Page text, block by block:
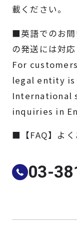
よくある質
事例
サポート
会社案内
載ください。
■英語でのお問
の発送には対応
For
legal entity
International
inquiries in
■【FAQ】よく
03-